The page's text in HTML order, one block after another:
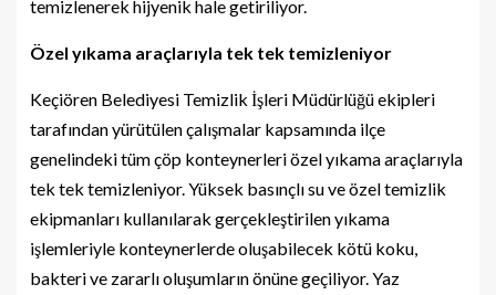
temizlenerek hijyenik hale getiriliyor.
Özel yıkama araçlarıyla tek tek temizleniyor
Keçiören Belediyesi Temizlik İşleri Müdürlüğü ekipleri
tarafından yürütülen çalışmalar kapsamında ilçe
genelindeki tüm çöp konteynerleri özel yıkama araçlarıyla
tek tek temizleniyor. Yüksek basınçlı su ve özel temizlik
ekipmanları kullanılarak gerçekleştirilen yıkama
işlemleriyle konteynerlerde oluşabilecek kötü koku,
bakteri ve zararlı oluşumların önüne geçiliyor. Yaz